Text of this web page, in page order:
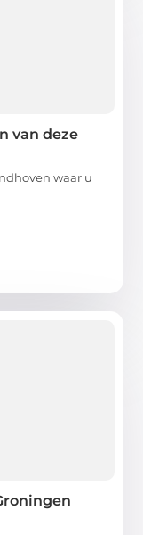
van deze
waar u